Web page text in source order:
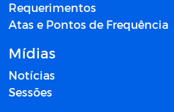
Requerimentos
Atas e Pontos de Frequência
Mídias
Notícias
Sessões